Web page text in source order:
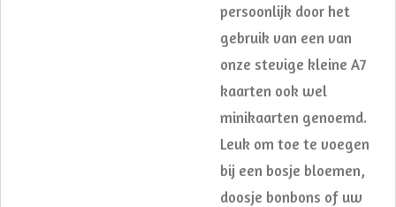
persoonlijk door het
gebruik van een van
onze stevige kleine A7
kaarten ook wel
minikaarten genoemd.
Leuk om toe te voegen
bij een bosje bloemen,
doosje bonbons of uw